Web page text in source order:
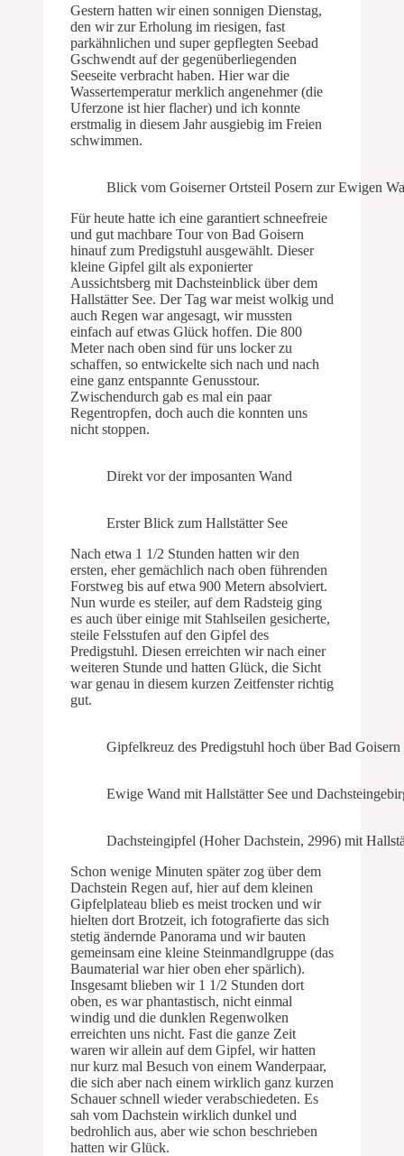
Gestern hatten wir einen sonnigen Dienstag,
den wir zur Erholung im riesigen, fast
parkähnlichen und super gepflegten Seebad
Gschwendt auf der gegenüberliegenden
Seeseite verbracht haben. Hier war die
Wassertemperatur merklich angenehmer (die
Uferzone ist hier flacher) und ich konnte
erstmalig in diesem Jahr ausgiebig im Freien
schwimmen.
Blick vom Goiserner Ortsteil Posern zur Ewigen
Für heute hatte ich eine garantiert schneefreie
und gut machbare Tour von Bad Goisern
hinauf zum Predigstuhl ausgewählt. Dieser
kleine Gipfel gilt als exponierter
Aussichtsberg mit Dachsteinblick über dem
Hallstätter See. Der Tag war meist wolkig und
auch Regen war angesagt, wir mussten
einfach auf etwas Glück hoffen. Die 800
Meter nach oben sind für uns locker zu
schaffen, so entwickelte sich nach und nach
eine ganz entspannte Genusstour.
Zwischendurch gab es mal ein paar
Regentropfen, doch auch die konnten uns
nicht stoppen.
Direkt vor der imposanten Wand
Erster Blick zum Hallstätter See
Nach etwa 1 1/2 Stunden hatten wir den
ersten, eher gemächlich nach oben führenden
Forstweg bis auf etwa 900 Metern absolviert.
Nun wurde es steiler, auf dem Radsteig ging
es auch über einige mit Stahlseilen gesicherte,
steile Felsstufen auf den Gipfel des
Predigstuhl. Diesen erreichten wir nach einer
weiteren Stunde und hatten Glück, die Sicht
war genau in diesem kurzen Zeitfenster richtig
gut.
Gipfelkreuz des Predigstuhl hoch über Bad Goisern
Ewige Wand mit Hallstätter See und
Dachsteingipfel (Hoher Dachstein, 2996) mit
Schon wenige Minuten später zog über dem
Dachstein Regen auf, hier auf dem kleinen
Gipfelplateau blieb es meist trocken und wir
hielten dort Brotzeit, ich fotografierte das sich
stetig ändernde Panorama und wir bauten
gemeinsam eine kleine Steinmandlgruppe (das
Baumaterial war hier oben eher spärlich).
Insgesamt blieben wir 1 1/2 Stunden dort
oben, es war phantastisch, nicht einmal
windig und die dunklen Regenwolken
erreichten uns nicht. Fast die ganze Zeit
waren wir allein auf dem Gipfel, wir hatten
nur kurz mal Besuch von einem Wanderpaar,
die sich aber nach einem wirklich ganz kurzen
Schauer schnell wieder verabschiedeten. Es
sah vom Dachstein wirklich dunkel und
bedrohlich aus, aber wie schon beschrieben
hatten wir Glück.